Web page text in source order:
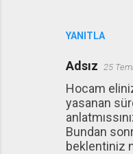
YANITLA
Adsız 25
Hocam
yasanan
Bundan
beklentiniz